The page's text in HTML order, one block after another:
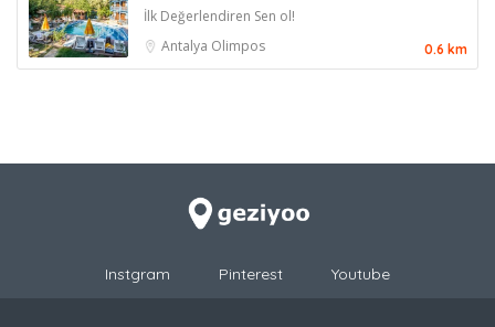
İlk Değerlendiren Sen ol!
Antalya Olimpos 0.6 km
Instgram Pinterest Youtube